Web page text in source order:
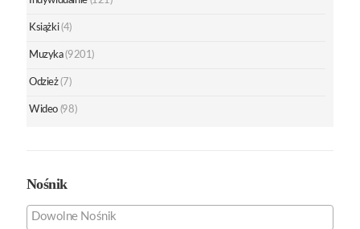
Książki (4)
Muzyka (9201)
Odzież (7)
Wideo (98)
Nośnik